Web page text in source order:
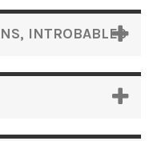
INTROBABLES